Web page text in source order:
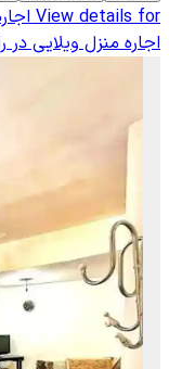
View details for
اجاره منزل ویلایی در